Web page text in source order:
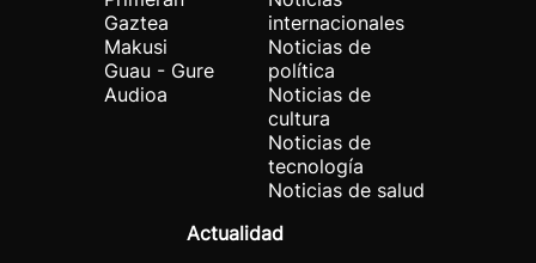
Gaztea
Makusi
Guau - Gure
Audioa
internacionales
Noticias de
política
Noticias de
cultura
Noticias de
tecnología
Noticias de salud
Actualidad